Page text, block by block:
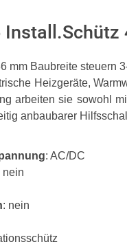
Install.Schütz
mm Baubreite steuern
Heizgeräte,
arbeiten sie sowohl
anbaubarer
: AC/DC
nein
: nein